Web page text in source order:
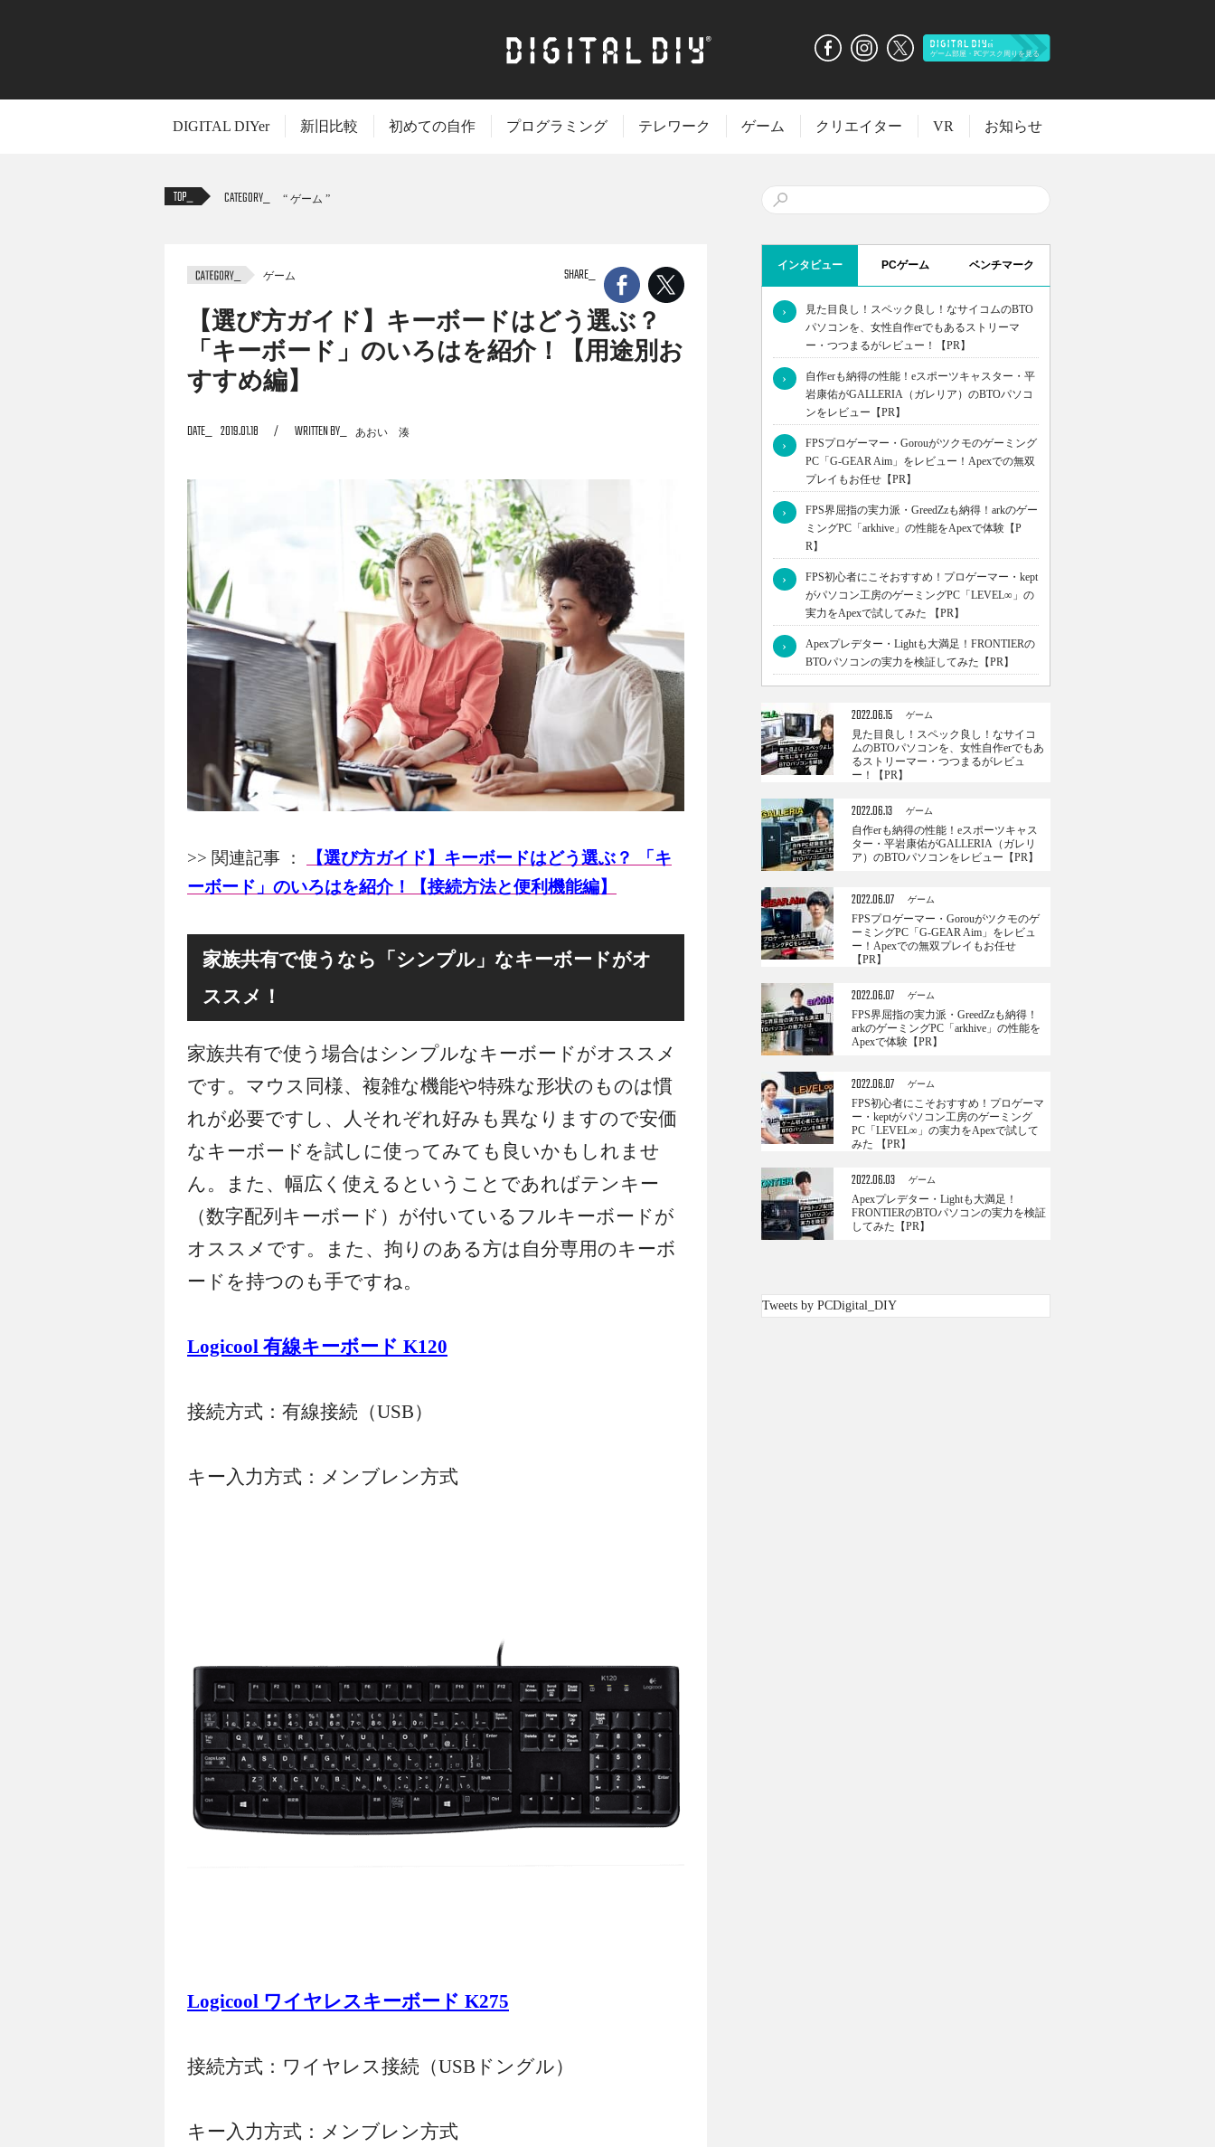
DIGITAL DIYer 新旧比較 初めての自作 プログラミング テレワーク ゲーム クリエイター VR お知らせ
CATEGORY ゲーム
TITLE
前回まではキーボードの基本的な知識や種類について触れてきましたが、今回はこれらのまとめとして用
SHARE
ゲーム
【選び方ガイド】キーボードはどう選ぶ？
「キーボード」のいろはを紹介！【用途別お
すすめ編】
DATE 2019.01.18 WRITTEN BY あおい 湊
>> 関連記事 ：
【選び方ガイド】キーボードはどう選ぶ？ 「キ
ーボード」のいろはを紹介！【接続方法と便利機能編】
家族共有で使うなら「シンプル」なキーボードがオ
ススメ！
家族共有で使う場合はシンプルなキーボードがオススメ
です。マウス同様、複雑な機能や特殊な形状のものは慣
れが必要ですし、人それぞれ好みも異なりますので安価
なキーボードを試しに使ってみても良いかもしれませ
ん。また、幅広く使えるということであればテンキー
（数字配列キーボード）が付いているフルキーボードが
オススメです。また、拘りのある方は自分専用のキーボ
ードを持つのも手ですね。
Logicool 有線キーボード K120
接続方式：有線接続（USB）
キー入力方式：メンブレン方式
Logicool ワイヤレスキーボード K275
接続方式：ワイヤレス接続（USBドングル）
キー入力方式：メンブレン方式
インタビュー PCゲーム ベンチマーク
›
見た目良し！スペック良し！なサイコムのBTO
パソコンを、女性自作erでもあるストリーマ
ー・つつまるがレビュー！【PR】
›
自作erも納得の性能！eスポーツキャスター・平
岩康佑がGALLERIA（ガレリア）のBTOパソコ
ンをレビュー【PR】
›
FPSプロゲーマー・Gorouがツクモのゲーミング
PC「G-GEAR Aim」をレビュー！Apexでの無双
プレイもお任せ【PR】
›
FPS界屈指の実力派・GreedZzも納得！arkのゲー
ミングPC「arkhive」の性能をApexで体験【P
R】
›
FPS初心者にこそおすすめ！プロゲーマー・kept
がパソコン工房のゲーミングPC「LEVEL∞」の
実力をApexで試してみた 【PR】
›
Apexプレデター・Lightも大満足！FRONTIERの
BTOパソコンの実力を検証してみた【PR】
2022.06.15 ゲーム
見た目良し！スペック良し！なサイコ
ムのBTOパソコンを、女性自作erでもあ
るストリーマー・つつまるがレビュ
ー！【PR】
2022.06.13 ゲーム
自作erも納得の性能！eスポーツキャス
ター・平岩康佑がGALLERIA（ガレリ
ア）のBTOパソコンをレビュー【PR】
2022.06.07 ゲーム
FPSプロゲーマー・Gorouがツクモのゲ
ーミングPC「G-GEAR Aim」をレビュ
ー！Apexでの無双プレイもお任せ
【PR】
2022.06.07 ゲーム
FPS界屈指の実力派・GreedZzも納得！
arkのゲーミングPC「arkhive」の性能を
Apexで体験【PR】
2022.06.07 ゲーム
FPS初心者にこそおすすめ！プロゲーマ
ー・keptがパソコン工房のゲーミング
PC「LEVEL∞」の実力をApexで試して
みた 【PR】
2022.06.03 ゲーム
Apexプレデター・Lightも大満足！
FRONTIERのBTOパソコンの実力を検証
してみた【PR】
Tweets by PCDigital_DIY